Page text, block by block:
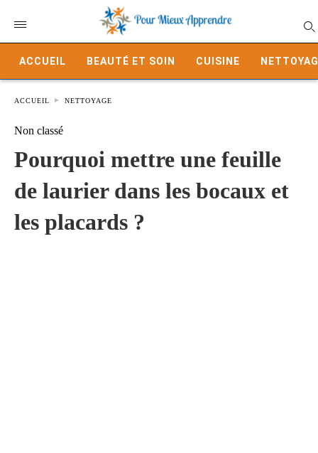
ACCUEIL BEAUTÉ ET SOIN CUISINE
ACCUEIL NETTOYAGE
Non classé
Pourquoi mettre une feuille
de laurier dans les bocaux et
les placards ?